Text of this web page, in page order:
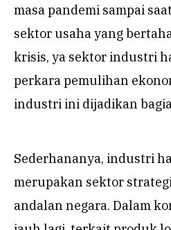
masa pandemi sampai
sektor usaha yang
krisis, ya sektor industri
perkara pemulihan
industri ini dijadikan
Sederhananya, industri
merupakan sektor
andalan negara. Dalam